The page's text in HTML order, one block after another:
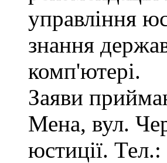
управління
знання
комп'ютері.
Заяви
Мена, вул.
юстиції.